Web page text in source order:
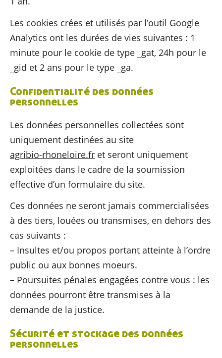
Les cookies crées et utilisés par l’outil Google
Analytics ont les durées de vies suivantes : 1
minute pour le cookie de type _gat, 24h pour le
_gid et 2 ans pour le type _ga.
Confidentialité des données
personnelles
Les données personnelles collectées sont
uniquement destinées au site
agribio-rhoneloire.fr et seront uniquement
exploitées dans le cadre de la soumission
effective d’un formulaire du site.
Ces données ne seront jamais commercialisées
à des tiers, louées ou transmises, en dehors des
cas suivants :
– Insultes et/ou propos portant atteinte à l’ordre
public ou aux bonnes moeurs.
– Poursuites pénales engagées contre vous : les
données pourront être transmises à la
demande de la justice.
Sécurité et stockage des données
personnelles